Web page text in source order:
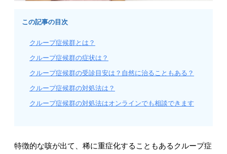
この記事の目次
クループ症候群とは？
クループ症候群の症状は？
クループ症候群の受診目安は？自然に治ることもある？
クループ症候群の対処法は？
クループ症候群の対処法はオンラインでも相談できます
特徴的な咳が出て、稀に重症化することもあるクループ症